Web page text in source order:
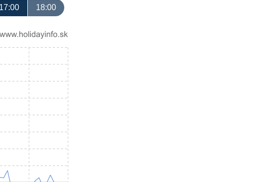
17:00 18:00